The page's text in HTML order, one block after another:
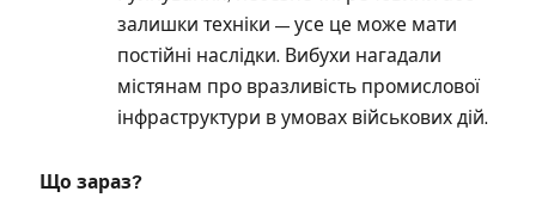
залишки техніки — усе це може мати
постійні наслідки. Вибухи нагадали
містянам про вразливість промислової
інфраструктури в умовах військових дій.
Що зараз?